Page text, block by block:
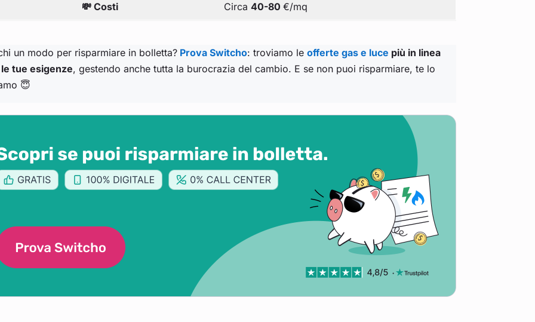
💸 Costi Circa 40-80 €/mq
un modo per risparmiare in bolletta? Prova Switcho: troviamo le offerte gas e luce più in linea
tue esigenze, gestendo anche tutta la burocrazia del cambio. E se non puoi risparmiare, te lo
😇